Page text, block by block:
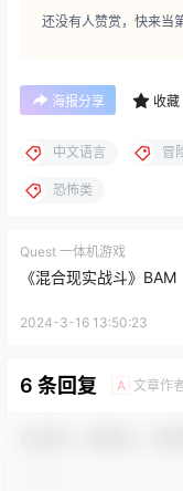
还没有人赞赏，快来当
海报分享 收藏
中文语言 冒
恐怖类
Quest 一体机游戏
《混合现实战斗》BAM
2024-3-16 13:50:23
6 条回复 A 文章作